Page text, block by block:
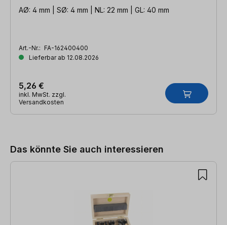
AØ: 4 mm | SØ: 4 mm | NL: 22 mm | GL: 40 mm
Art.-Nr.: FA-162400400
Lieferbar ab 12.08.2026
5,26 €
inkl. MwSt. zzgl.
Versandkosten
Das könnte Sie auch interessieren